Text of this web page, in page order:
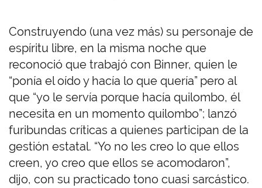
Construyendo (una vez más) su personaje de
espíritu libre, en la misma noche que
reconoció que trabajó con Binner, quien le
“ponía el oído y hacía lo que quería” pero al
que “yo le servía porque hacía quilombo, él
necesita en un momento quilombo”; lanzó
furibundas críticas a quienes participan de la
gestión estatal. “Yo no les creo lo que ellos
creen, yo creo que ellos se acomodaron”,
dijo, con su practicado tono cuasi sarcástico.